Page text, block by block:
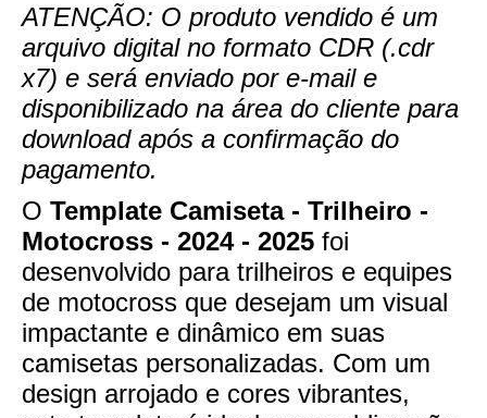
ATENÇÃO: O produto vendido é um
arquivo digital no formato CDR (.cdr
x7) e será enviado por e-mail e
disponibilizado na área do cliente para
download após a confirmação do
pagamento.
O Template Camiseta - Trilheiro -
Motocross - 2024 - 2025 foi
desenvolvido para trilheiros e equipes
de motocross que desejam um visual
impactante e dinâmico em suas
camisetas personalizadas. Com um
design arrojado e cores vibrantes,